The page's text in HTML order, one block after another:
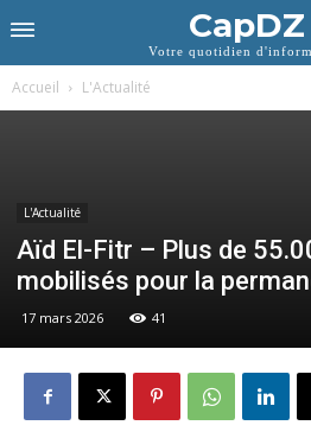
CapDZ
Votre quotidien
Accueil L'Actualité
L'Actualité
Aïd El-Fitr – Plus de
mobilisés pour la
17 mars 2026 41